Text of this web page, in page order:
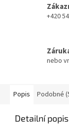
+420
nebo
Popis Podobné
Detailní